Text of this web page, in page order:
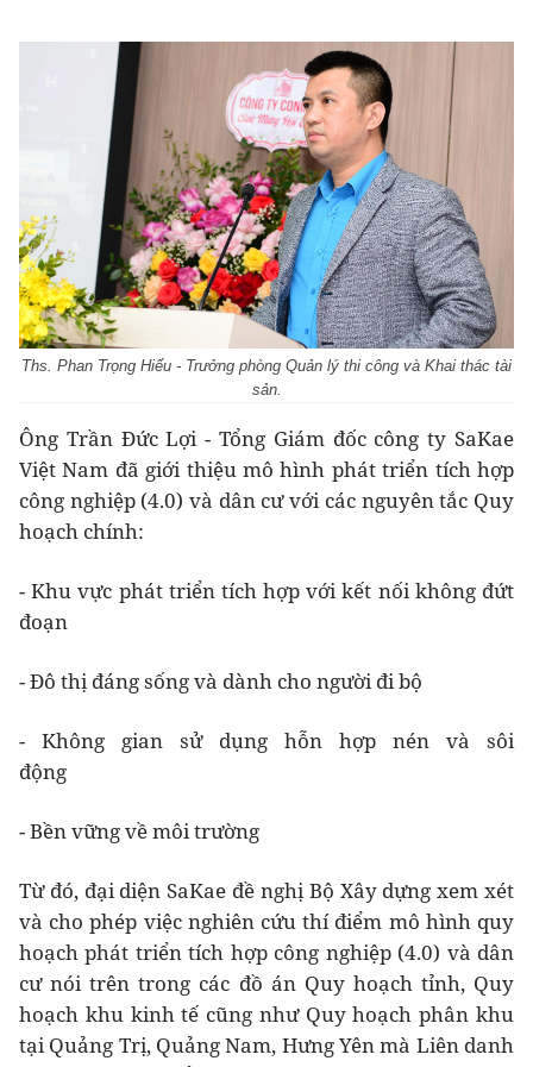
Ths. Phan Trọng Hiếu - Trưởng phòng Quản lý thi công và Khai thác tài
sản.
Ông Trần Đức Lợi - Tổng Giám đốc công ty SaKae
Việt Nam đã giới thiệu mô hình phát triển tích hợp
công nghiệp (4.0) và dân cư với các nguyên tắc Quy
hoạch chính:
- Khu vực phát triển tích hợp với kết nối không đứt
đoạn
- Đô thị đáng sống và dành cho người đi bộ
- Không gian sử dụng hỗn hợp nén và sôi
động
- Bền vững về môi trường
Từ đó, đại diện SaKae đề nghị Bộ Xây dựng xem xét
và cho phép việc nghiên cứu thí điểm mô hình quy
hoạch phát triển tích hợp công nghiệp (4.0) và dân
cư nói trên trong các đồ án Quy hoạch tỉnh, Quy
hoạch khu kinh tế cũng như Quy hoạch phân khu
tại Quảng Trị, Quảng Nam, Hưng Yên mà Liên danh